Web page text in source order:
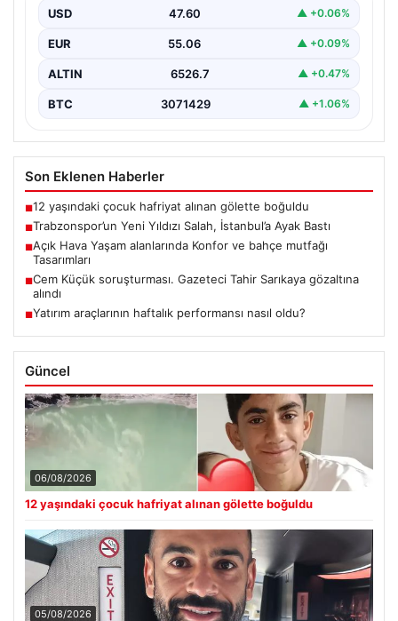
İstanbul’a iniş yaptı. Havalimanında basın mensupları ve
kulüp…
USD 47.60 ▲ +0.06%
EUR 55.06 ▲ +0.09%
ALTIN 6526.7 ▲ +0.47%
BTC 3071429 ▲ +1.06%
Son Eklenen Haberler
■12 yaşındaki çocuk hafriyat alınan gölette boğuldu
■Trabzonspor’un Yeni Yıldızı Salah, İstanbul’a Ayak Bastı
■Açık Hava Yaşam alanlarında Konfor ve bahçe mutfağı
Tasarımları
■Cem Küçük soruşturması. Gazeteci Tahir Sarıkaya gözaltına
alındı
■Yatırım araçlarının haftalık performansı nasıl oldu?
Güncel
06/08/2026
12 yaşındaki çocuk hafriyat alınan gölette boğuldu
05/08/2026